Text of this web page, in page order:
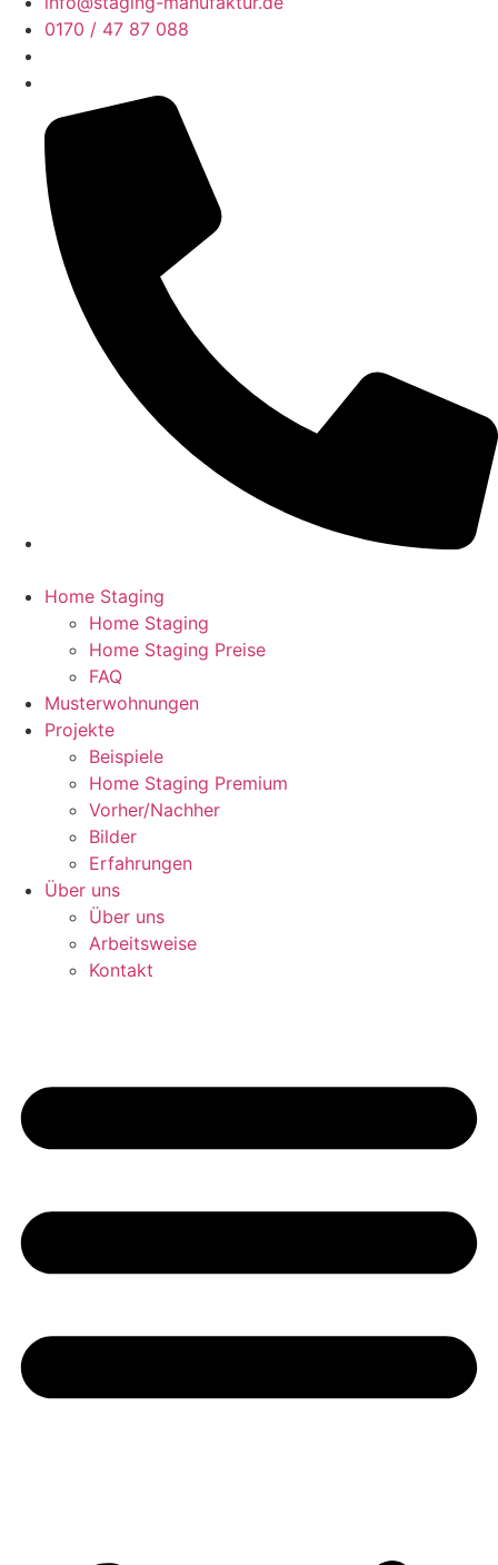
0170 / 47 87 088
Home Staging
Home Staging
Home Staging Preise
FAQ
Musterwohnungen
Projekte
Beispiele
Home Staging Premium
Vorher/Nachher
Bilder
Erfahrungen
Über uns
Über uns
Arbeitsweise
Kontakt